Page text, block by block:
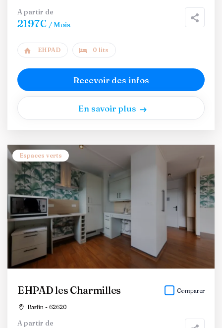
A partir de
2197€ / Mois
EHPAD 0 lits
Recevoir des infos
En savoir plus
Espaces verts
EHPAD les Charmilles
Barlin - 62620
Comparer
A partir de